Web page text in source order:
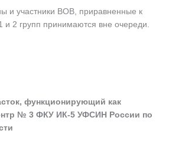
и участники ВОВ, приравненные к
2 групп принимаются вне очереди.
функционирующий как
№ 3 ФКУ ИК-5 УФСИН России по